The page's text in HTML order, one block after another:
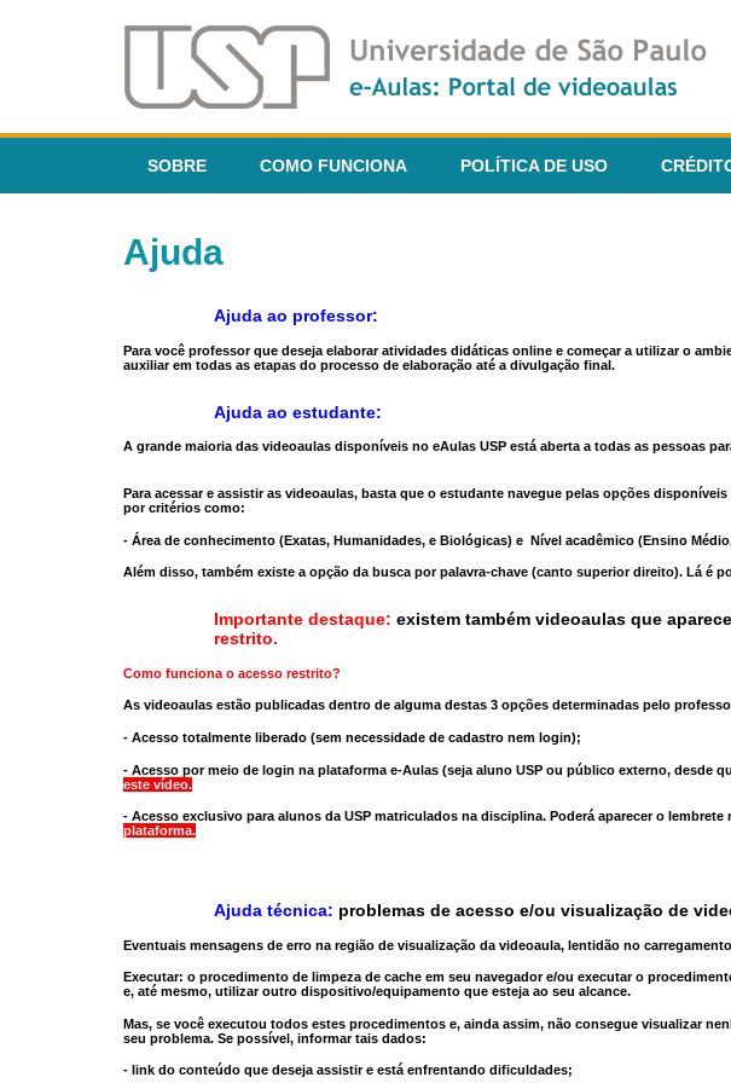
SOBRE COMO FUNCIONA POLÍTICA DE USO
Ajuda
Ajuda ao professor:
Para você professor que deseja elaborar atividades didáticas online e começar a utilizar o
auxiliar em todas as etapas do processo de elaboração até a divulgação final.
Ajuda ao estudante:
A grande maioria das videoaulas disponíveis no eAulas USP está aberta a todas as pessoas
Para acessar e assistir as videoaulas, basta que o estudante navegue pelas opções
por critérios como:
- Área de conhecimento (Exatas, Humanidades, e Biológicas) e Nível acadêmico (Ensino
Além disso, também existe a opção da busca por palavra-chave (canto superior direito). Lá é
Importante destaque: existem também videoaulas que
restrito.
Como funciona o acesso restrito?
As videoaulas estão publicadas dentro de alguma destas 3 opções determinadas pelo
- Acesso totalmente liberado (sem necessidade de cadastro nem login);
- Acesso por meio de login na plataforma e-Aulas (seja aluno USP ou público externo, desde
este vídeo.
- Acesso exclusivo para alunos da USP matriculados na disciplina. Poderá aparecer o lembrete
plataforma.
Ajuda técnica: problemas de acesso e/ou visualização de
Eventuais mensagens de erro na região de visualização da videoaula, lentidão no
Executar: o procedimento de limpeza de cache em seu navegador e/ou executar o
e, até mesmo, utilizar outro dispositivo/equipamento que esteja ao seu alcance.
Mas, se você executou todos estes procedimentos e, ainda assim, não consegue visualizar
seu problema. Se possível, informar tais dados:
- link do conteúdo que deseja assistir e está enfrentando dificuldades;